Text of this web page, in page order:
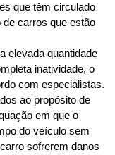
que têm circulado
de carros que estão
elevada quantidade
inatividade, o
com especialistas.
ao propósito de
em que o
do veículo sem
sofrerem danos